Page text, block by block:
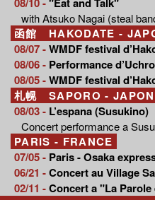
with Atsuko Nagai (steal
函館 HAKODATE -
08/07 -WMDF festival
08/06 - Performance
08/05 -WMDF festival
札幌 SAPORO - JAPON
08/03 - L’espana (Susukino)
Concert performance a
PARIS - FRANCE
07/05 - Paris - Osaka
06/21 -Concert au Village
02/11 -Concert a "La